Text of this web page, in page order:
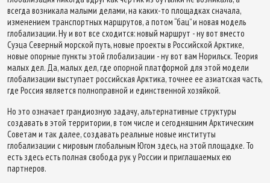
всегда возникала малыми делами, на каких-то площадках сначала,
изменением транспортных маршрутов, а потом “бац” и новая модель
глобализации. Ну и вот все сходится: новый маршрут - ну вот вместо
Суэца Северный морской путь, новые проекты в Российской Арктике,
новые опорные пункты этой глобализации - ну вот вам Норильск. Теория
малых дел. Да, малых дел, где опорной платформой для этой модели
глобализации выступает российская Арктика, точнее ее азиатская часть,
где Россия является полноправной и единственной хозяйкой.
Но это означает грандиозную задачу, альтернативные структуры
создавать в этой территории, в том числе и сегодняшним Арктическим
Советам и так далее, создавать реальные новые институты
глобализации с мировым глобальным Югом здесь, на этой площадке. То
есть здесь есть полная свобода рук у России и приглашаемых ею
партнеров.